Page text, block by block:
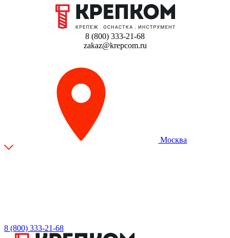
8 (800) 333-21-68
zakaz@krepcom.ru
Москва
8 (800) 333-21-68